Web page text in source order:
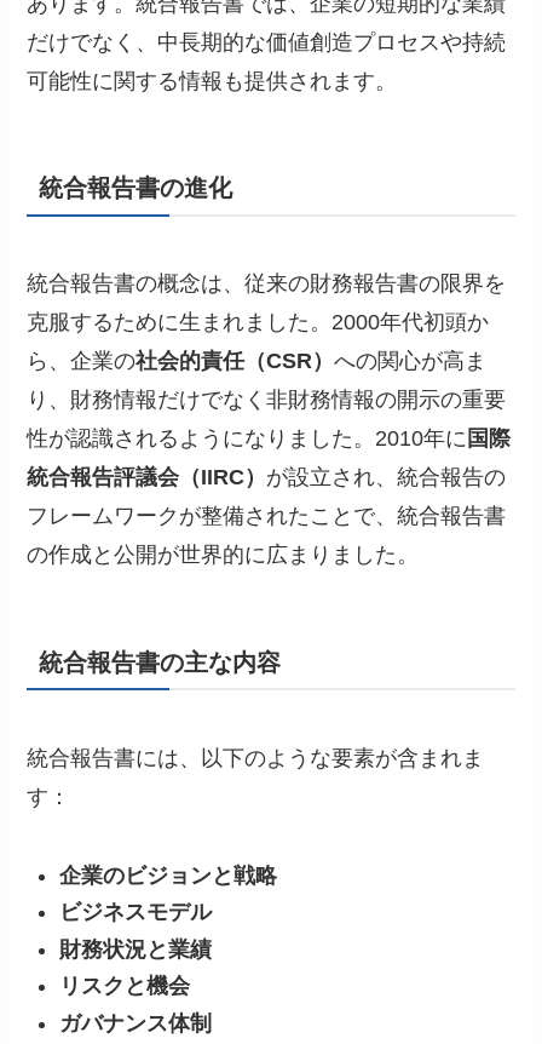
だけでなく、中長期的な価値創造プロセスや持続
可能性に関する情報も提供されます。
統合報告書の進化
統合報告書の概念は、従来の財務報告書の限界を
克服するために生まれました。2000年代初頭か
ら、企業の社会的責任（CSR）への関心が高ま
り、財務情報だけでなく非財務情報の開示の重要
性が認識されるようになりました。2010年に 国際
統合報告評議会（IIRC） が設立され、統合報告の
フレームワークが整備されたことで、統合報告書
の作成と公開が世界的に広まりました。
統合報告書の主な内容
統合報告書には、以下のような要素が含まれま
す：
企業のビジョンと戦略
ビジネスモデル
財務状況と業績
リスクと機会
ガバナンス体制